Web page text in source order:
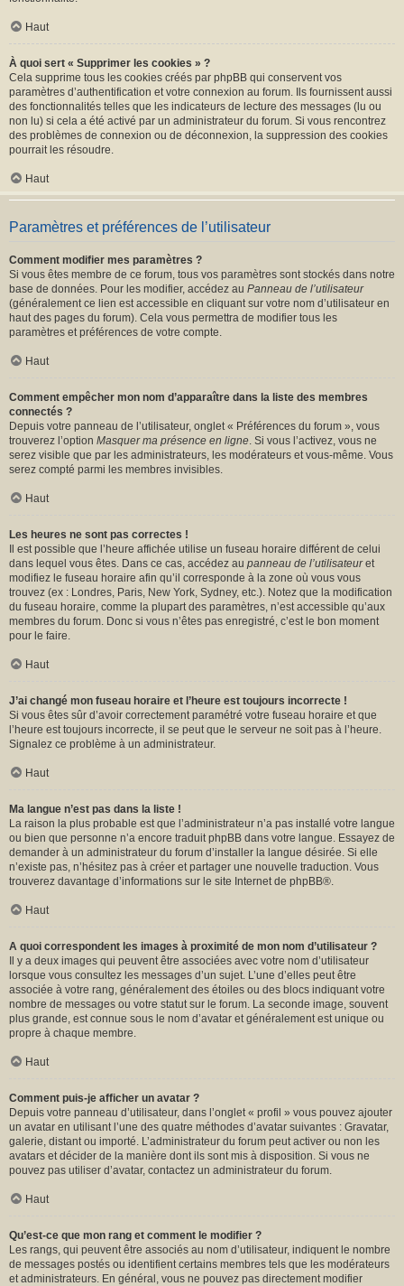
Haut
À quoi sert « Supprimer les cookies » ?
Cela supprime tous les cookies créés par phpBB qui conservent vos
paramètres d’authentification et votre connexion au forum. Ils fournissent aussi
des fonctionnalités telles que les indicateurs de lecture des messages (lu ou
non lu) si cela a été activé par un administrateur du forum. Si vous rencontrez
des problèmes de connexion ou de déconnexion, la suppression des cookies
pourrait les résoudre.
Haut
Paramètres et préférences de l’utilisateur
Comment modifier mes paramètres ?
Si vous êtes membre de ce forum, tous vos paramètres sont stockés dans notre
base de données. Pour les modifier, accédez au Panneau de l’utilisateur
(généralement ce lien est accessible en cliquant sur votre nom d’utilisateur en
haut des pages du forum). Cela vous permettra de modifier tous les
paramètres et préférences de votre compte.
Haut
Comment empêcher mon nom d’apparaître dans la liste des membres
connectés ?
Depuis votre panneau de l’utilisateur, onglet « Préférences du forum », vous
trouverez l’option Masquer ma présence en ligne. Si vous l’activez, vous ne
serez visible que par les administrateurs, les modérateurs et vous-même. Vous
serez compté parmi les membres invisibles.
Haut
Les heures ne sont pas correctes !
Il est possible que l’heure affichée utilise un fuseau horaire différent de celui
dans lequel vous êtes. Dans ce cas, accédez au panneau de l’utilisateuret
modifiez le fuseau horaire afin qu’il corresponde à la zone où vous vous
trouvez (ex : Londres, Paris, New York, Sydney, etc.). Notez que la modification
du fuseau horaire, comme la plupart des paramètres, n’est accessible qu’aux
membres du forum. Donc si vous n’êtes pas enregistré, c’est le bon moment
pour le faire.
Haut
J’ai changé mon fuseau horaire et l’heure est toujours incorrecte !
Si vous êtes sûr d’avoir correctement paramétré votre fuseau horaire et que
l’heure est toujours incorrecte, il se peut que le serveur ne soit pas à l’heure.
Signalez ce problème à un administrateur.
Haut
Ma langue n’est pas dans la liste !
La raison la plus probable est que l’administrateur n’a pas installé votre langue
ou bien que personne n’a encore traduit phpBB dans votre langue. Essayez de
demander à un administrateur du forum d’installer la langue désirée. Si elle
n’existe pas, n’hésitez pas à créer et partager une nouvelle traduction. Vous
trouverez davantage d’informations sur le site Internet de phpBB®.
Haut
A quoi correspondent les images à proximité de mon nom d’utilisateur ?
Il y a deux images qui peuvent être associées avec votre nom d’utilisateur
lorsque vous consultez les messages d’un sujet. L’une d’elles peut être
associée à votre rang, généralement des étoiles ou des blocs indiquant votre
nombre de messages ou votre statut sur le forum. La seconde image, souvent
plus grande, est connue sous le nom d’avatar et généralement est unique ou
propre à chaque membre.
Haut
Comment puis-je afficher un avatar ?
Depuis votre panneau d’utilisateur, dans l’onglet « profil » vous pouvez ajouter
un avatar en utilisant l’une des quatre méthodes d’avatar suivantes : Gravatar,
galerie, distant ou importé. L’administrateur du forum peut activer ou non les
avatars et décider de la manière dont ils sont mis à disposition. Si vous ne
pouvez pas utiliser d’avatar, contactez un administrateur du forum.
Haut
Qu’est-ce que mon rang et comment le modifier ?
Les rangs, qui peuvent être associés au nom d’utilisateur, indiquent le nombre
de messages postés ou identifient certains membres tels que les modérateurs
et administrateurs. En général, vous ne pouvez pas directement modifier